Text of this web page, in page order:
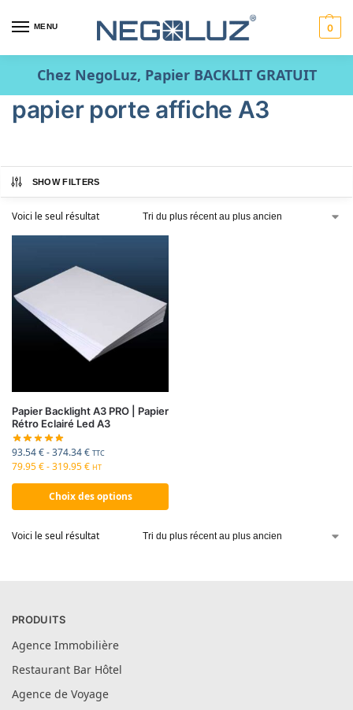
MENU 0
Chez NegoLuz, Papier BACKLIT GRATUIT
papier porte affiche A3
SHOW FILTERS
Voici le seul résultat
Papier Backlight A3 PRO | Papier
Rétro Eclairé Led A3
93.54€-374.34€ TTC
79.95€-319.95€ HT
Choix des options
Voici le seul résultat
PRODUITS
Agence Immobilière
Restaurant Bar Hôtel
Agence de Voyage